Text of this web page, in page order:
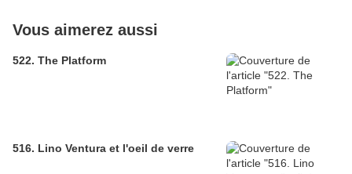
Vous aimerez aussi
522. The Platform
516. Lino Ventura et l'oeil de verre